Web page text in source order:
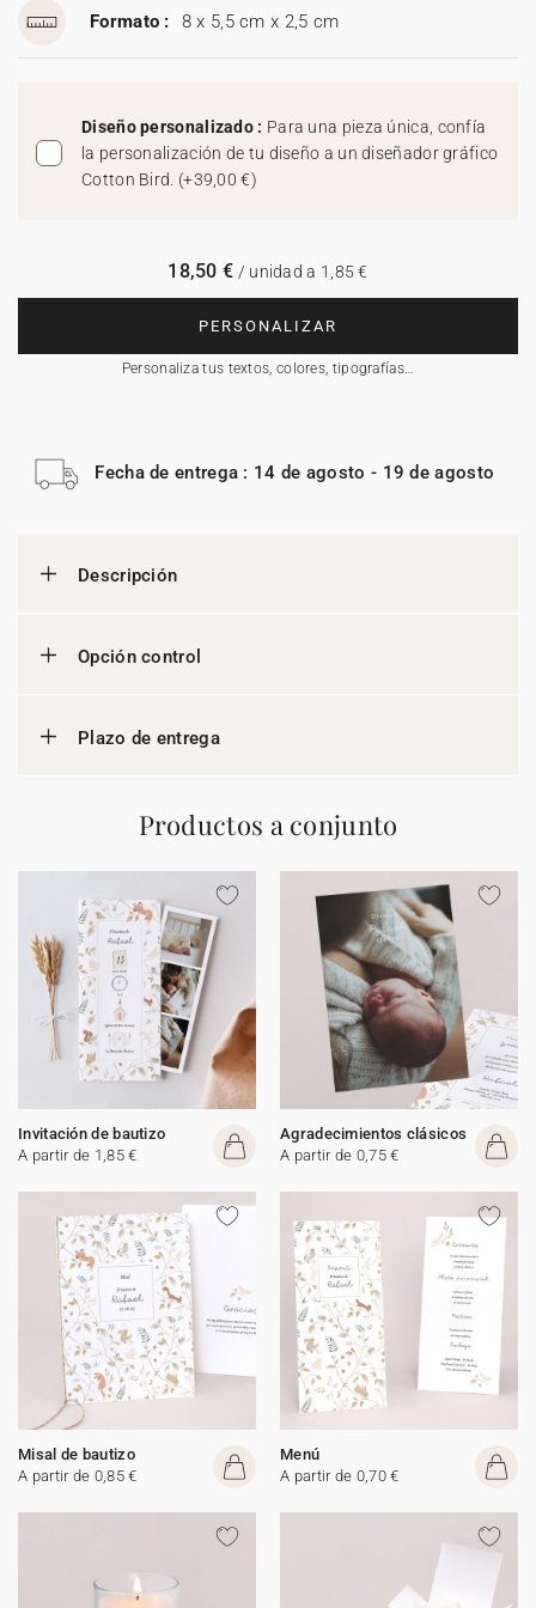
Formato : 8 x 5,5 cm x 2,5 cm
Diseño personalizado : Para una pieza única, confía
la personalización de tu diseño a un diseñador gráfico
Cotton Bird. (+39,00 €)
PERSONALIZAR
Personaliza tus textos, colores, tipografías…
18,50 € / unidad a 1,85 €
Fecha de entrega : 14 de agosto - 19 de agosto
Descripción
Opción control
Plazo de entrega
Productos a conjunto
Invitación de bautizo
A partir de 1,85 €
Agradecimientos clásicos
A partir de 0,75 €
Misal de bautizo
A partir de 0,85 €
Menú
A partir de 0,70 €